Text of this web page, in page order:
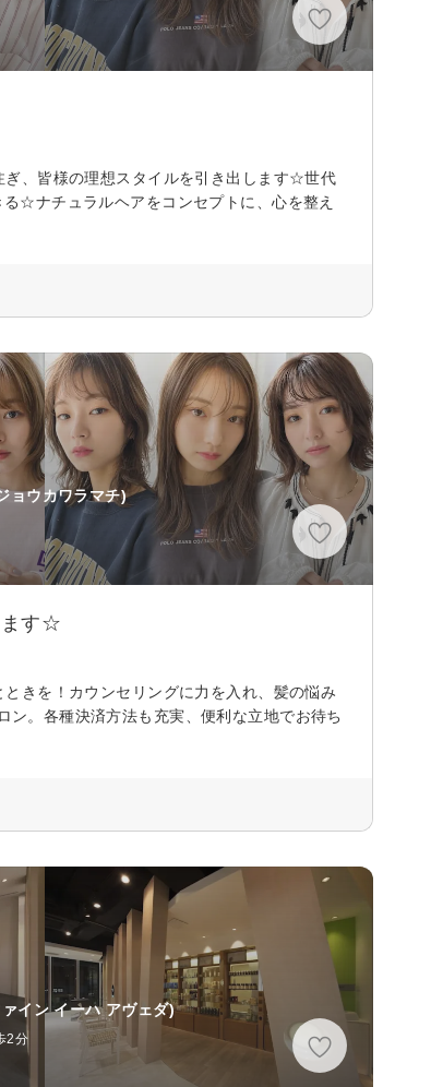
ぎ、皆様の理想スタイルを引き出します☆世代
☆ナチュラルヘアをコンセプトに、心を整え
ョウカワラマチ)
ます☆
きを！カウンセリングに力を入れ、髪の悩み
ン。各種決済方法も充実、便利な立地でお待ち
イン イーハ アヴェダ)
2分